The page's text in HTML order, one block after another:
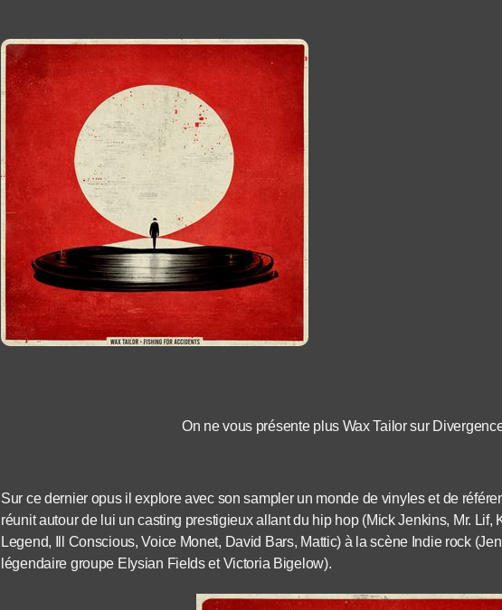
On ne vous présente plus Wax Tailor sur
Sur ce dernier opus il explore avec son sampler un monde de vinyles et de
réunit autour de lui un casting prestigieux allant du hip hop (Mick Jenkins, Mr. Lif,
Legend, Ill Conscious, Voice Monet, David Bars, Mattic) à la scène Indie rock
légendaire groupe Elysian Fields et Victoria Bigelow).